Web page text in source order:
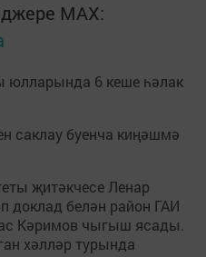
MАХ:
6 кеше һәлак
саклау буенча киңәшмә
җитәкчесе Ленар
белән район ГАИ
Кәримов чыгыш ясады.
хәлләр турында